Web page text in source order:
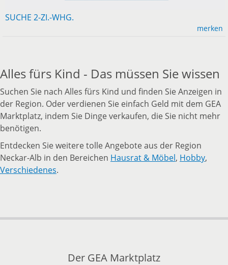
SUCHE 2-ZI.-WHG.
merken
Alles fürs Kind - Das müssen Sie wissen
Suchen Sie nach Alles fürs Kind und finden Sie Anzeigen in
der Region. Oder verdienen Sie einfach Geld mit dem GEA
Marktplatz, indem Sie Dinge verkaufen, die Sie nicht mehr
benötigen.
Entdecken Sie weitere tolle Angebote aus der Region
Neckar-Alb in den Bereichen Hausrat & Möbel, Hobby,
Verschiedenes.
Der GEA Marktplatz